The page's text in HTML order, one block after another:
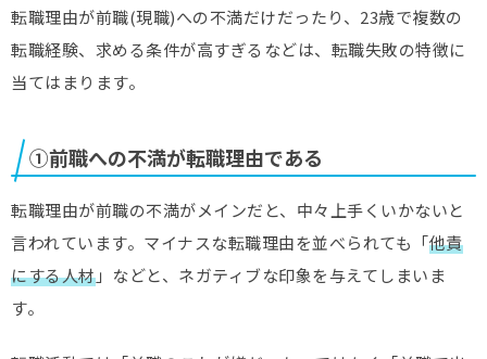
転職理由が前職(現職)への不満だけだったり、23歳で複数の
転職経験、求める条件が高すぎるなどは、転職失敗の特徴に
当てはまります。
①前職への不満が転職理由である
転職理由が前職の不満がメインだと、中々上手くいかないと
言われています。マイナスな転職理由を並べられても「他責
にする人材」などと、ネガティブな印象を与えてしまいま
す。